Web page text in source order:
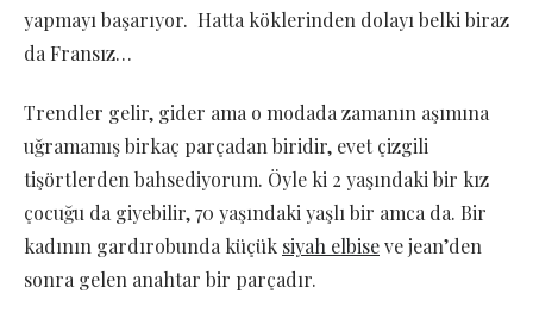
yapmayı başarıyor. Hatta köklerinden dolayı belki biraz
da Fransız…
Trendler gelir, gider ama o modada zamanın aşımına
uğramamış birkaç parçadan biridir, evet çizgili
tişörtlerden bahsediyorum. Öyle ki 2 yaşındaki bir kız
çocuğu da giyebilir, 70 yaşındaki yaşlı bir amca da. Bir
kadının gardırobunda küçük siyah elbiseve jean’den
sonra gelen anahtar bir parçadır.